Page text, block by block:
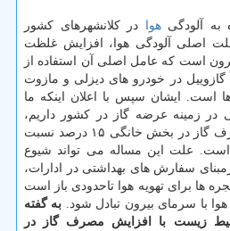
به آلودگیهوا در کلانشهرهای کشور
اصلی آلودگی هوا، افزایش غلظت
در خودرو های دیزلی و مازوت
است. ایشان سپس با اعلان اینکه ما
در زمینه عرضه گاز در کشور داریم،
اشاره کرد: طی امسال مصرف گاز در بخش خانگی ۱۵ درصد نسبت
است. علت این مساله می تواند شیوع
سفارش های بهداشتی در ادارات،
ها برای تهویه هوا تاحدودی باز است
با سرمای بیرون تبادل شود. به گفته
زیست با افزایش مصرف گاز در